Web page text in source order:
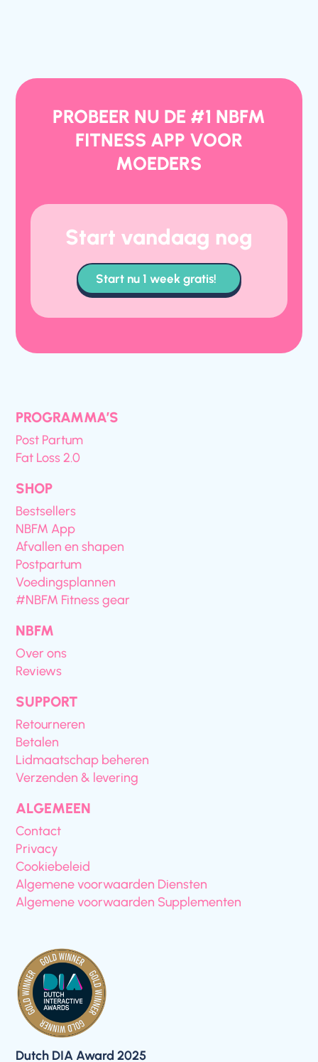
PROBEER NU DE #1 NBFM
FITNESS APP VOOR
MOEDERS
Start vandaag nog
Start nu 1 week gratis!
PROGRAMMA’S
Post Partum
Fat Loss 2.0
SHOP
Bestsellers
NBFM App
Afvallen en shapen
Postpartum
Voedingsplannen
#NBFM Fitness gear
NBFM
Over ons
Reviews
SUPPORT
Retourneren
Betalen
Lidmaatschap beheren
Verzenden & levering
ALGEMEEN
Contact
Privacy
Cookiebeleid
Algemene voorwaarden Diensten
Algemene voorwaarden Supplementen
Dutch DIA Award 2025